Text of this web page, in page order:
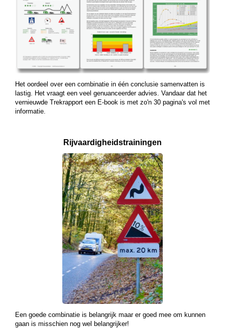
Het oordeel over een combinatie in één conclusie samenvatten is
lastig. Het vraagt een veel genuanceerder advies. Vandaar dat het
vernieuwde Trekrapport een E-book is met zo'n 30 pagina's vol met
informatie.
Rijvaardigheids­trainingen
Een goede combinatie is belangrijk maar er goed mee om kunnen
gaan is misschien nog wel belangrijker!